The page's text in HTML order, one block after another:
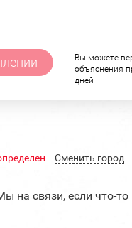
Вы можете
объяснения
дней
Cменить город
на связи, если что-то